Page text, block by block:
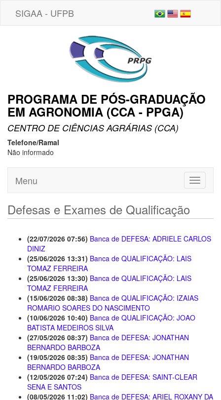
SIGAA - UFPB
PROGRAMA DE PÓS-GRADUAÇÃO
EM AGRONOMIA (CCA - PPGA)
CENTRO DE CIÊNCIAS AGRÁRIAS (CCA)
Telefone/Ramal
Não informado
Toggle
Menu
Defesas e Exames de Qualificação
(22/07/2026 07:56) Banca de DEFESA: ADRIELE CARLOS
DINIZ
(25/06/2026 13:31) Banca de QUALIFICAÇÃO: LAIS
TOMAZ FERREIRA
(25/06/2026 13:30) Banca de QUALIFICAÇÃO: LAIS
TOMAZ FERREIRA
(15/06/2026 08:38) Banca de QUALIFICAÇÃO: IZAIAS
ROMARIO SOARES DO NASCIMENTO
(10/06/2026 10:40) Banca de QUALIFICAÇÃO: JOAO
BATISTA MEDEIROS SILVA
(27/05/2026 08:37) Banca de DEFESA: JONATHAN
BERNARDO BARBOZA
(19/05/2026 08:35) Banca de DEFESA: JONATHAN
BERNARDO BARBOZA
(12/05/2026 07:24) Banca de DEFESA: SAINT-CLEAR
SENA E SANTOS
(08/05/2026 11:02) Banca de DEFESA: ARIEL ROXANY DA